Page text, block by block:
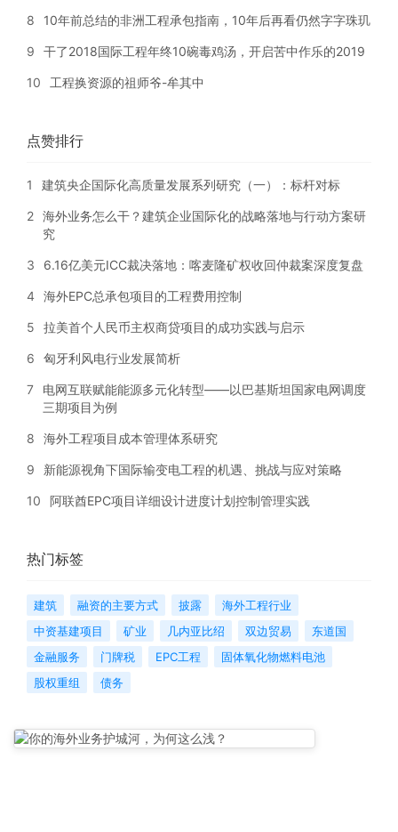
8 10年前总结的非洲工程承包指南，10年后再看仍然字字珠玑
9 干了2018国际工程年终10碗毒鸡汤，开启苦中作乐的2019
10 工程换资源的祖师爷-牟其中
点赞排行
1 建筑央企国际化高质量发展系列研究（一）：标杆对标
2 海外业务怎么干？建筑企业国际化的战略落地与行动方案研
究
3 6.16亿美元ICC裁决落地：喀麦隆矿权收回仲裁案深度复盘
4 海外EPC总承包项目的工程费用控制
5 拉美首个人民币主权商贷项目的成功实践与启示
6 匈牙利风电行业发展简析
7
电网互联赋能能源多元化转型——以巴基斯坦国家电网调度
三期项目为例
8 海外工程项目成本管理体系研究
9 新能源视角下国际输变电工程的机遇、挑战与应对策略
10 阿联酋EPC项目详细设计进度计划控制管理实践
热门标签
建筑 融资的主要方式 披露
海外工程行业
中资基建项目
矿业 几内亚比绍 双边贸易
东道国
金融服务
门牌税 EPC工程
固体氧化物燃料电池
股权重组
债务